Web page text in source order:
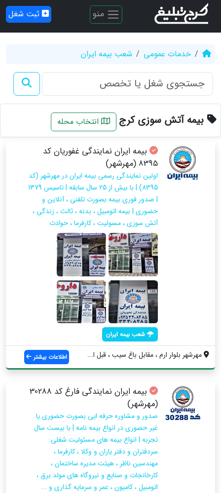
منو ثبت شغل
خدمات عمومی شعب بیمه ایران
بیمه آتش سوزی کرج انتخاب محله
بیمه ایران نمایندگی غفوریان کد
8395 (مهرشهر)
اولین نمایندگی رسمی بیمه ایران در مهرشهر (کد
8395) | با بیش از 25 سال سابقه | تاسیس 1379
| صدور فوری بیمه بصورت تلفنی ، آنلاین و
حضوری | بیمه اتومبیل ، بدنه ، ثالث ، زندگی ،
آتش سوزی ، مسولیت ، کارفرما ، حوادث
شعب بیمه ایران
مهرشهر بلوار ارم ، مقابل باغ سیب ، قبل ا... اطلاعات بیشتر
بيمه ايران نمايندگی فارغ كد 30288
(مهرشهر)
صدور و مشاوره حرفه ايي بصورت حضوري يا
غير حضوري در انواع بيمه نامه | با بيست سال
تجربه | انواع بيمه هاي مسئوليت شغلي:
سردفتران و دفتر ياران و وكلا ، كارفرما ،
مهندسين ناظر ، هيئت مديره ساختمان ،
كارخانجات و صنايع و نيروگاه هاي مولد برق ،
اتومبيل ، كاميون ، عمر و سرمايه گذاري و ...